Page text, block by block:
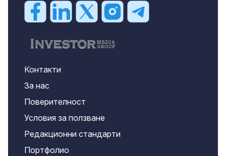
Контакти
За нас
Поверителност
Условия за ползване
Редакционни стандарти
Портфолио